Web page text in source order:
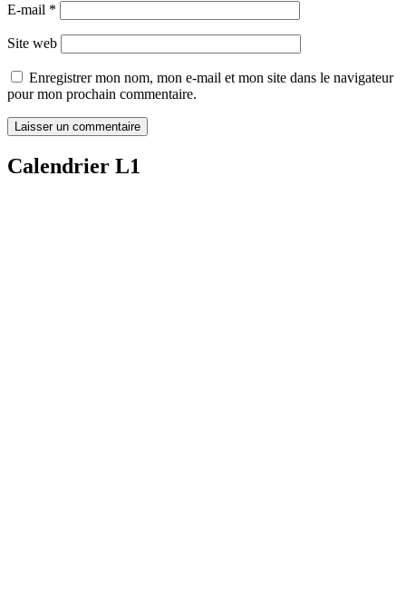
E-mail *
Site web
Enregistrer mon nom, mon e-mail et mon site dans le navigateur
pour mon prochain commentaire.
Calendrier L1